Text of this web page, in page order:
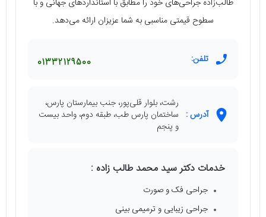
سطوح قیمتی مناسبی به شما عزیزان ارائه می‌دهد.
تلفن: 01332129500
آدرس :
رشت، بلوار قلی‌پور، جنب بیمارستان پارس،
ساختمان پارس طب، طبقه دوم، واحد بیست
و پنجم
خدمات دکتر سید محمد طالب‌ زاده :
جراحی فک و صورت
جراحی زیبایی و ترمیمی بینی